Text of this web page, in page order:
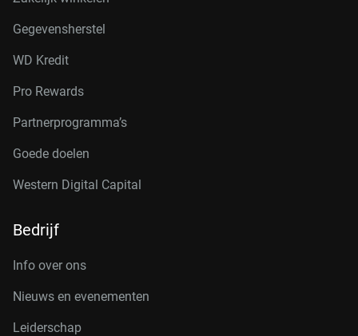
Gegevensherstel
WD Kredit
Pro Rewards
Partnerprogramma’s
Goede doelen
Western Digital Capital
Bedrijf
Info over ons
Nieuws en evenementen
Leiderschap